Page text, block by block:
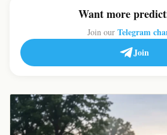
Want more
Join our Telegram
Join